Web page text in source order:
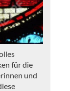
für die
und